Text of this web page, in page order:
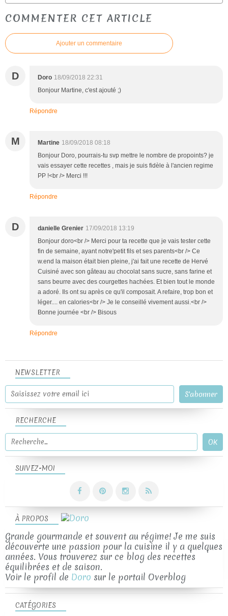
COMMENTER CET ARTICLE
Ajouter un commentaire
D Doro 18/09/2018 22:31
Bonjour Martine, c'est ajouté ;)
Répondre
M Martine 18/09/2018 08:18
Bonjour Doro, pourrais-tu svp mettre le nombre de propoints? je
vais essayer cette recettes , mais je suis fidèle à l'ancien regime
PP !<br /> Merci !!!
Répondre
D danielle Grenier 17/09/2018 13:19
Bonjour doro<br /> Merci pour ta recette que je vais tester cette
fin de semaine, ayant notre'petit fils et ses parents<br /> Ce
w.end la maison était bien pleine, j'ai fait une recette de Hervé
Cuisiné avec son gâteau au chocolat sans sucre, sans farine et
sans beurre avec des courgettes hachées. Et bien tout le monde
a adoré. Ils ont su après ce qu'il composait. A refaire, trop bon et
léger.... en calories<br /> Je le conseillé vivement aussi.<br />
Bonne journée <br /> Bisous
Répondre
NEWSLETTER
SUIVEZ-MOI
RECHERCHE
À PROPOS
Grande gourmande et souvent au régime! Je me suis
découverte une passion pour la cuisine il y a quelques
années. Vous trouverez sur ce blog des recettes
équilibrées et de saison.
Voir le profil de Doro sur le portail Overblog
CATÉGORIES